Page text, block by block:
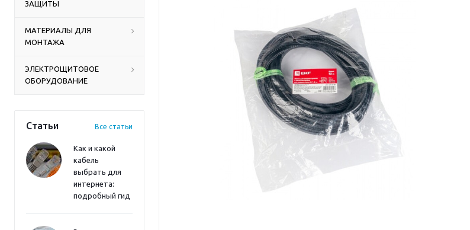
ЗАЩИТЫ
МАТЕРИАЛЫ ДЛЯ
МОНТАЖА
ЭЛЕКТРОЩИТОВОЕ
ОБОРУДОВАНИЕ
Статьи Все статьи
Как и какой
кабель
выбрать для
интернета:
подробный гид